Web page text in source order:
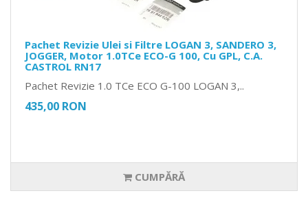
Pachet Revizie Ulei si Filtre LOGAN 3, SANDERO 3,
JOGGER, Motor 1.0TCe ECO-G 100, Cu GPL, C.A.
CASTROL RN17
Pachet Revizie 1.0 TCe ECO G-100 LOGAN 3,..
435,00 RON
CUMPĂRĂ